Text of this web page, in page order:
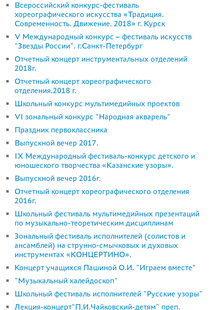
Всероссийский конкурс-фестиваль
хореографического искусства «Традиция.
Современность. Движение. 2018» г. Курск
V Международный конкурс – фестиваль искусств
"Звезды России". г.Санкт-Петербург
Отчетный концерт инструментальных отделений
2018г.
Отчетный концерт хореографического
отделения.2018 г.
Школьный конкурс мультимедийных проектов
VI зональный конкурс "Народная акварель"
Праздник первоклассника
Выпускной вечер 2017.
IХ Международный фестиваль-конкурс детского и
юношеского творчества «Казанские узоры».
Выпускной вечер 2016г.
Отчетный концерт хореографического отделения
2016г.
Школьный фестиваль мультимедийных презентаций
по музыкально-теоретическим дисциплинам
Зональный фестиваль исполнителей (солистов и
ансамблей) на струнно-смычковых и духовых
инструментах «КОНЦЕРТИНО».
Концерт учащихся Пашиной О.И. "Играем вместе"
"Музыкальный калейдоскоп"
Школьный фестиваль исполнителей "Русские узоры"
Лекция-концерт"П.И.Чайковский-детям" преп.